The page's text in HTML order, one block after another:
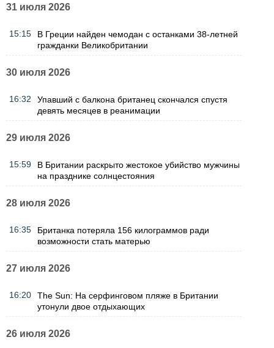
31 июля 2026
15:15
В Греции найден чемодан с останками 38-летней
гражданки Великобритании
30 июля 2026
16:32
Упавший с балкона британец скончался спустя
девять месяцев в реанимации
29 июля 2026
15:59
В Британии раскрыто жестокое убийство мужчины
на празднике солнцестояния
28 июля 2026
16:35
Британка потеряла 156 килограммов ради
возможности стать матерью
27 июля 2026
16:20
The Sun: На серфинговом пляже в Британии
утонули двое отдыхающих
26 июля 2026